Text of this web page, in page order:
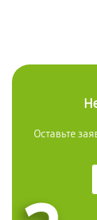
Оставьте